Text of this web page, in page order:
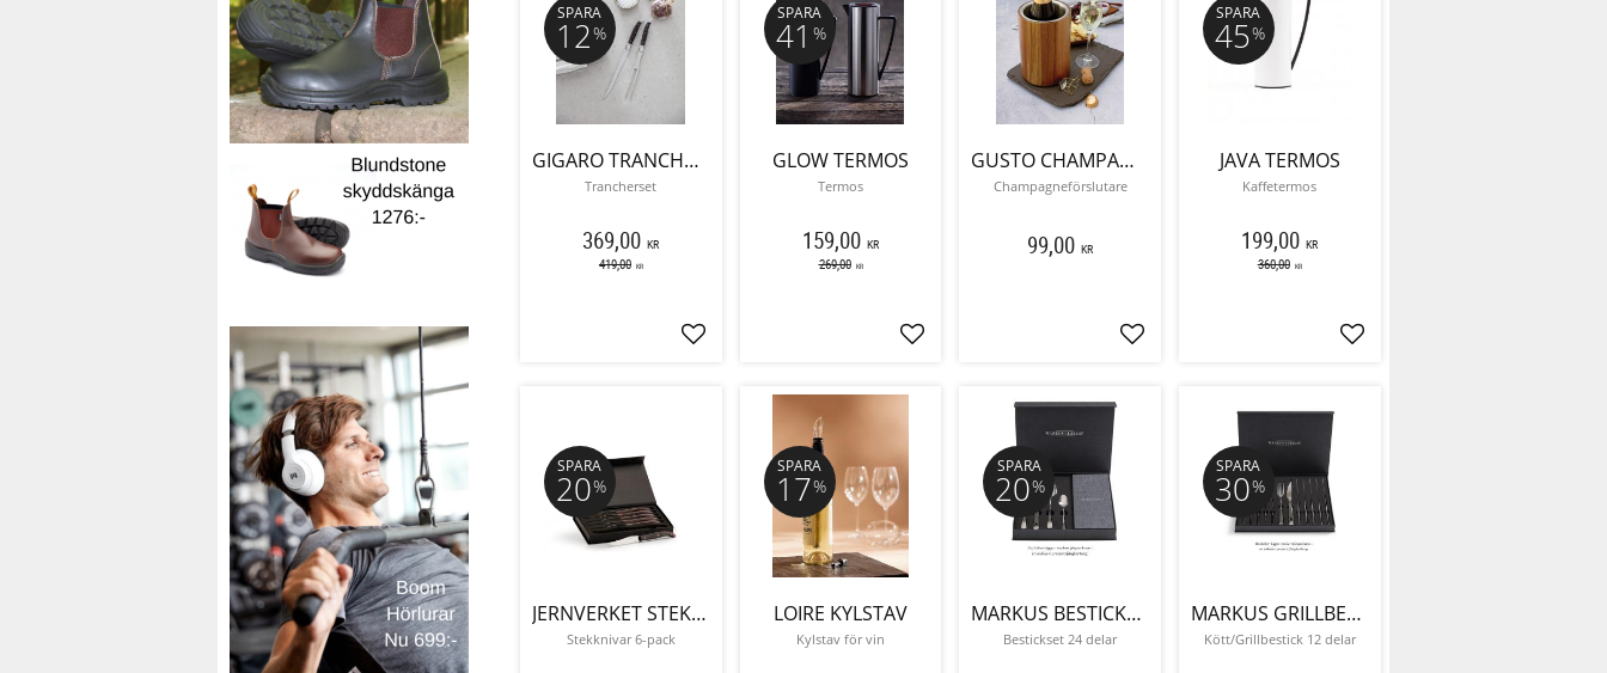
GIGARO TRANCHERSET
Trancherset
369,00 KR
419,00 KR
SPARA
12%
Lägg till i favoriter
GLOW TERMOS
Termos
159,00 KR
269,00 KR
SPARA
41 %
Lägg till i favoriter
GUSTO CHAMPAGNEFÖRSLUTARE
Champagneförslutare
99,00 KR
Lägg till i favoriter
JAVA TERMOS
Kaffetermos
199,00 KR
360,00 KR
SPARA
45%
Lägg till i favoriter
JERNVERKET STEKKNIVAR
Stekknivar 6-pack
SPARA
20%
LOIRE KYLSTAV
Kylstav för vin
SPARA
17%
MARKUS BESTICKSET CLASSIC
Bestickset 24 delar
SPARA
20%
MARKUS GRILLBESTICK
Kött/Grillbestick 12 delar
SPARA
30%